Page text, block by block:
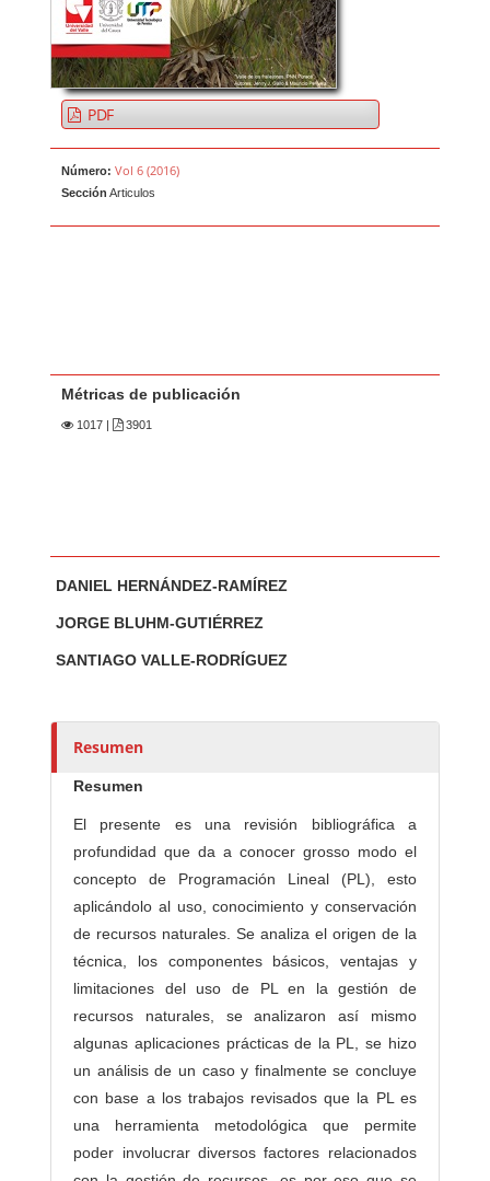
PDF
Número: Vol 6 (2016)
Sección Articulos
Métricas de publicación
1017 3901
u
t
o
r
s
a
DANIEL HERNÁNDEZ-RAMÍREZ
JORGE BLUHM-GUTIÉRREZ
SANTIAGO VALLE-RODRÍGUEZ
Resumen
Resumen
El presente es una revisión bibliográfica a
profundidad que da a conocer grosso modo el
concepto de Programación Lineal (PL), esto
aplicándolo al uso, conocimiento y conservación
de recursos naturales. Se analiza el origen de la
técnica, los componentes básicos, ventajas y
limitaciones del uso de PL en la gestión de
recursos naturales, se analizaron así mismo
algunas aplicaciones prácticas de la PL, se hizo
un análisis de un caso y finalmente se concluye
con base a los trabajos revisados que la PL es
una herramienta metodológica que permite
poder involucrar diversos factores relacionados